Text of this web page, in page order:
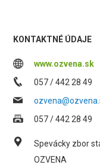
KONTAKTNÉ ÚDAJE
www.ozvena.sk
057 / 442 28 49
057 / 442 28 49
Spevácky zbor
OZVENA